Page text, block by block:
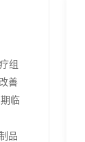
组
善
临
品